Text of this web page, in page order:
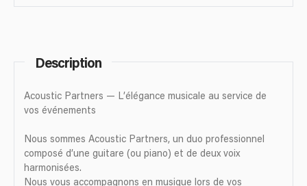
Description
Acoustic Partners — L’élégance musicale au service de
vos événements
Nous sommes Acoustic Partners, un duo professionnel
composé d’une guitare (ou piano) et de deux voix
harmonisées.
Nous vous accompagnons en musique lors de vos